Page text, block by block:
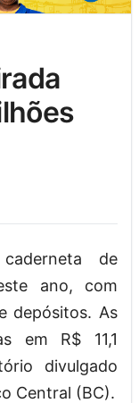
de
ano, com
depósitos. As
em R$ 11,1
divulgado
Central (BC).